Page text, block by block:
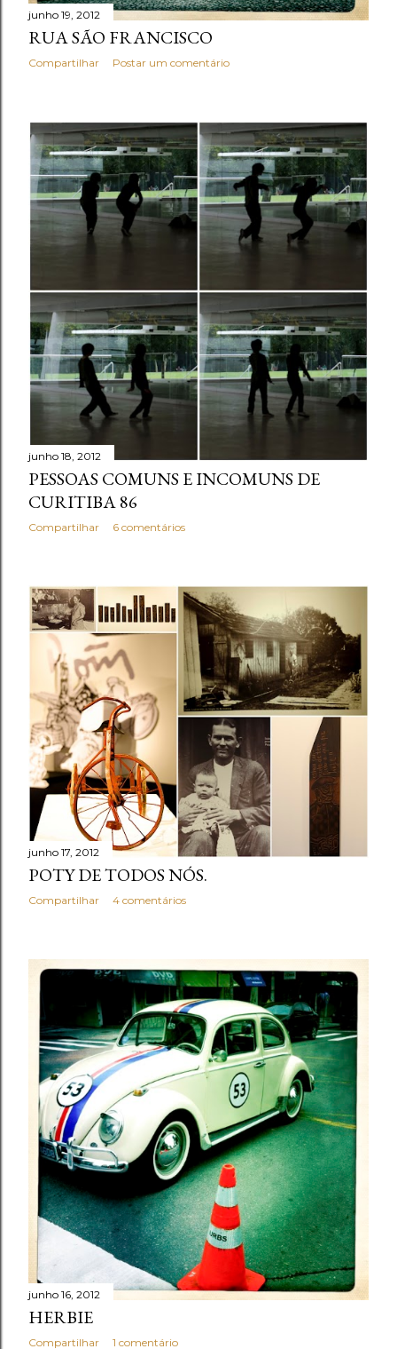
junho 19, 2012
RUA SÃO FRANCISCO
Compartilhar Postar um comentário
junho 18, 2012
PESSOAS COMUNS E INCOMUNS DE
CURITIBA 86
Compartilhar 6 comentários
junho 17, 2012
POTY DE TODOS NÓS.
Compartilhar 4 comentários
junho 16, 2012
HERBIE
Compartilhar 1 comentário